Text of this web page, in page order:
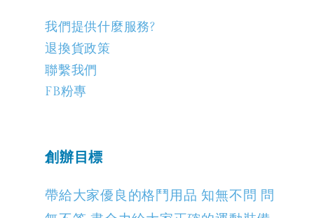
我們提供什麼服務?
退換貨政策
聯繫我們
FB粉專
創辦目標
帶給大家優良的格鬥用品 知無不問 問